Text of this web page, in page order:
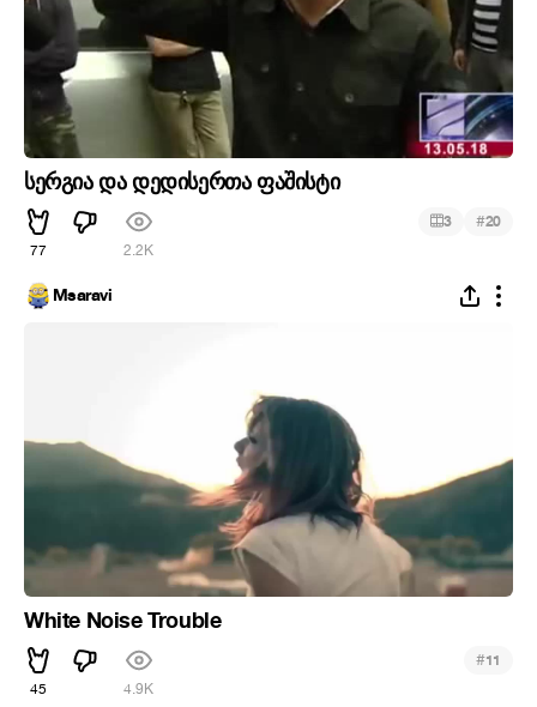
სერგია და დედისერთა ფაშისტი
77 2.2K
3 #20
Msaravi
White Noise Trouble
45 4.9K
#11